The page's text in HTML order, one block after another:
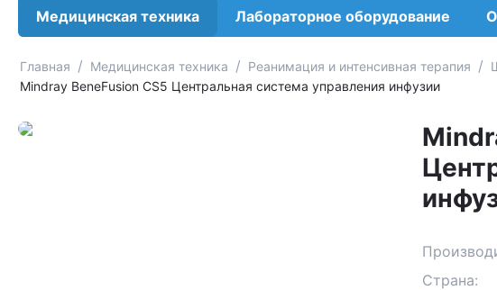
Медицинская техника Лабораторное оборудование
Главная / Медицинская техника / Реанимация и интенсивная терапия /
Mindray BeneFusion CS5 Центральная система управления инфузии
Страна: